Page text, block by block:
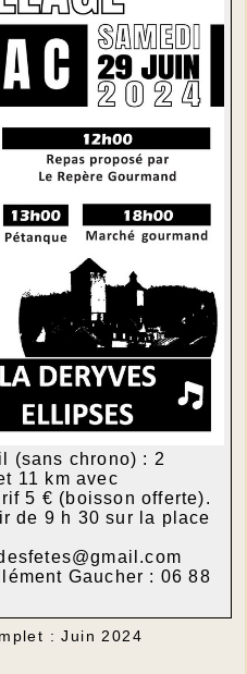
(sans chrono) : 2
11 km avec
5 € (boisson offerte).
de 9 h 30 sur la place
Gaucher : 06 88
: Juin 2024